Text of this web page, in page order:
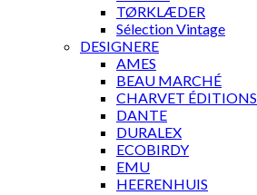
TØRKLÆDER
Sélection Vintage
DESIGNERE
AMES
BEAU MARCHÉ
CHARVET ÉDITIONS
DANTE
DURALEX
ECOBIRDY
EMU
HEERENHUIS